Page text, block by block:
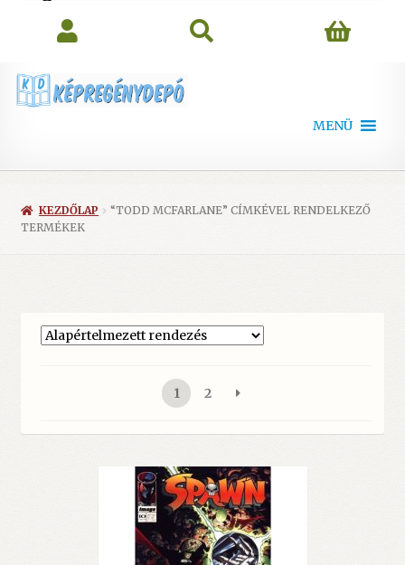
MENÜ
KEZDŐLAP
“TODD MCFARLANE” CÍMKÉVEL RENDELKEZŐ
TERMÉKEK
1 2